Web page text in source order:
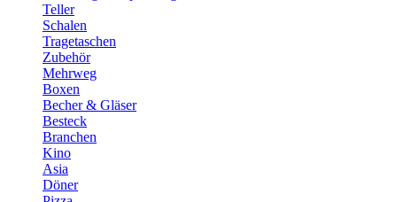
Teller
Schalen
Tragetaschen
Zubehör
Mehrweg
Boxen
Becher & Gläser
Besteck
Branchen
Kino
Asia
Döner